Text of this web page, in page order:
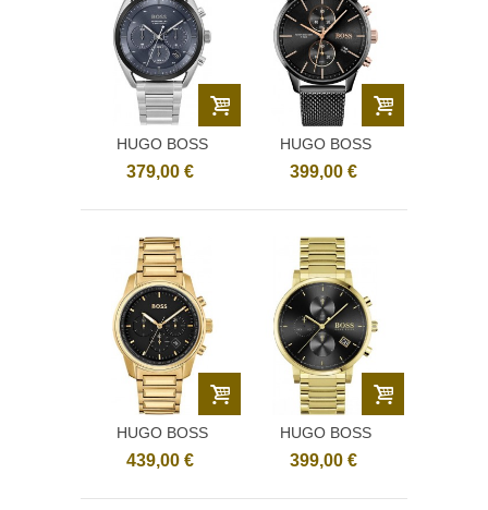
HUGO BOSS
1514093
379,00 €
HUGO BOSS
1513811
399,00 €
HUGO BOSS
1514006
439,00 €
HUGO BOSS
1513781
399,00 €